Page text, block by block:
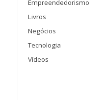
Empreendedorismo
Livros
Negócios
Tecnologia
Vídeos